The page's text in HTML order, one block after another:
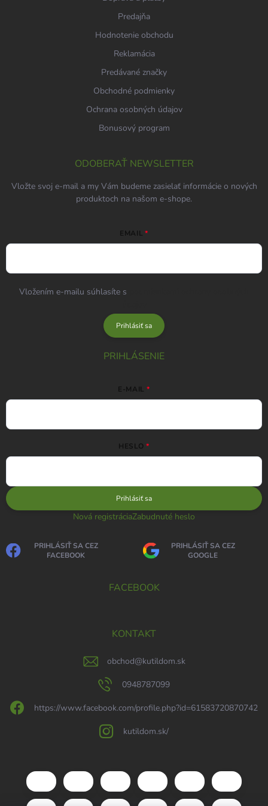
Predajňa
Hodnotenie obchodu
Reklamácia
Predávané značky
Obchodné podmienky
Ochrana osobných údajov
Bonusový program
ODOBERAŤ NEWSLETTER
Vložte svoj e-mail a my Vám budeme zasielať informácie o nových
produktoch na našom e-shope.
EMAIL
Vložením e-mailu súhlasíte s
Prihlásiť sa
PRIHLÁSENIE
E-MAIL
HESLO
Prihlásiť sa
Nová registráciaZabudnuté heslo
PRIHLÁSIŤ SA CEZ
FACEBOOK
PRIHLÁSIŤ SA CEZ
GOOGLE
FACEBOOK
KONTAKT
obchod@kutildom.sk
0948787099
https://www.facebook.com/profile.php?id=61583720870742
kutildom.sk/